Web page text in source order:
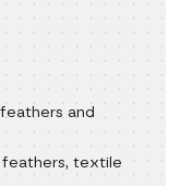
and
feathers, textile